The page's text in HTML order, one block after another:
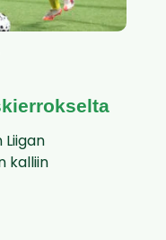
Liigan
kalliin